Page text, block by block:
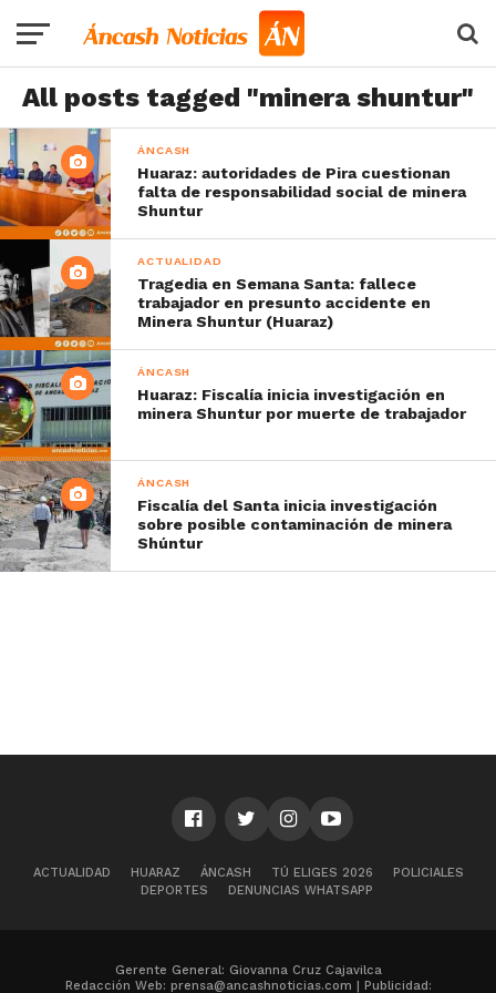
All posts tagged "minera shuntur"
ÁNCASH
Huaraz: autoridades de Pira cuestionan
falta de responsabilidad social de minera
Shuntur
ACTUALIDAD
Tragedia en Semana Santa: fallece
trabajador en presunto accidente en
Minera Shuntur (Huaraz)
ÁNCASH
Huaraz: Fiscalía inicia investigación en
minera Shuntur por muerte de trabajador
ÁNCASH
Fiscalía del Santa inicia investigación
sobre posible contaminación de minera
Shúntur
ACTUALIDAD HUARAZ ÁNCASH TÚ ELIGES 2026
POLICIALES
DEPORTES
DENUNCIAS WHATSAPP
Gerente General: Giovanna Cruz Cajavilca
Redacción Web: prensa@ancashnoticias.com | Publicidad: